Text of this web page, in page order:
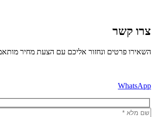
צרו קשר
השאירו פרטים ונחזור אליכם עם הצעת מחיר
WhatsApp